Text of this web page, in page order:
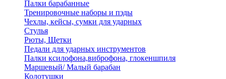
Палки барабанные
Тренировочные наборы и пэды
Чехлы, кейсы, сумки для ударных
Стулья
Рюты, Щетки
Педали для ударных инструментов
Палки ксилофона,виброфона, глокеншпиля
Маршевый/ Малый барабан
Колотушки